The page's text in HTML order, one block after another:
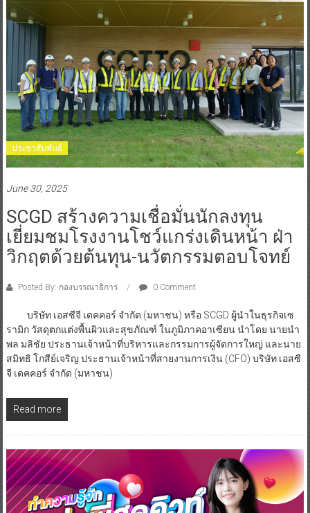
ประชาสัมพันธ์
June 30, 2025
SCGD สร้างความเชื่อมั่นนักลงทุน
เยี่ยมชมโรงงานโชว์แกร่งเดินหน้า ฝ่า
วิกฤตด้วยต้นทุน-นวัตกรรมตอบโจทย์
Posted By: กองบรรณาธิการ 0 Comment
บริษัท เอสซีจี เดคคอร์ จำกัด (มหาชน) หรือ SCGD ผู้นำในธุรกิจเซ
รามิก วัสดุตกแต่งพื้นผิวและสุขภัณฑ์ ในภูมิภาคอาเซียน นำโดย นายนำ
พล มลิชัย ประธานเจ้าหน้าที่บริหารและกรรมการผู้จัดการใหญ่ และนาย
สมิทธิ โกสีย์เจริญ ประธานเจ้าหน้าที่สายงานการเงิน (CFO) บริษัท เอสซี
จี เดคคอร์ จำกัด (มหาชน)
Read more